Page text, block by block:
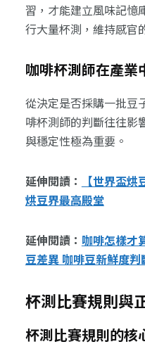
習，才能建立風味記憶
行大量杯測，維持感官
咖啡杯測師在產業
從決定是否採購一批豆
啡杯測師的判斷往往影
與穩定性極為重要。
延伸閱讀：
【世界盃
烘豆界最高殿堂
延伸閱讀： 咖啡怎樣才
豆差異 咖啡豆新鮮度判
杯測比賽規則與
杯測比賽規則的核